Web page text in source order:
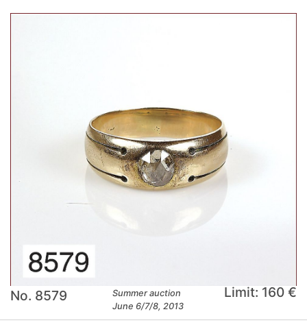
No. 8579
Summer auction
June 6/7/8, 2013
Limit: 160 €